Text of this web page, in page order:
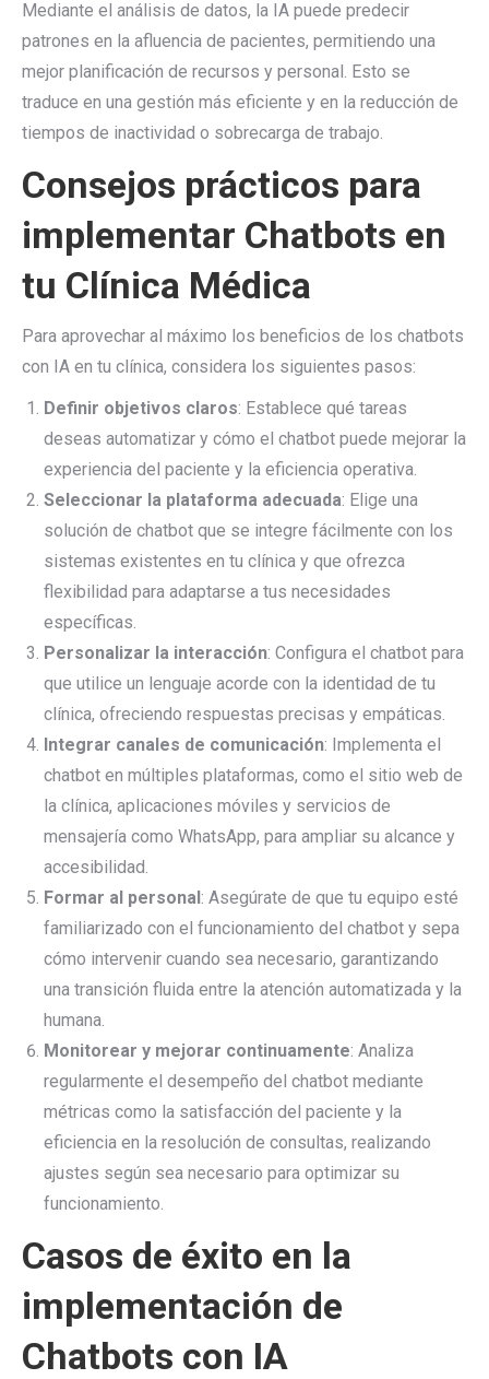
Mediante el análisis de datos, la IA puede predecir
patrones en la afluencia de pacientes, permitiendo una
mejor planificación de recursos y personal. Esto se
traduce en una gestión más eficiente y en la reducción de
tiempos de inactividad o sobrecarga de trabajo.
Consejos prácticos para
implementar Chatbots en
tu Clínica Médica
Para aprovechar al máximo los beneficios de los chatbots
con IA en tu clínica, considera los siguientes pasos:
Definir objetivos claros: Establece qué tareas
deseas automatizar y cómo el chatbot puede mejorar la
experiencia del paciente y la eficiencia operativa.
Seleccionar la plataforma adecuada: Elige una
solución de chatbot que se integre fácilmente con los
sistemas existentes en tu clínica y que ofrezca
flexibilidad para adaptarse a tus necesidades
específicas.
Personalizar la interacción: Configura el chatbot para
que utilice un lenguaje acorde con la identidad de tu
clínica, ofreciendo respuestas precisas y empáticas.
Integrar canales de comunicación: Implementa el
chatbot en múltiples plataformas, como el sitio web de
la clínica, aplicaciones móviles y servicios de
mensajería como WhatsApp, para ampliar su alcance y
accesibilidad.
Formar al personal: Asegúrate de que tu equipo esté
familiarizado con el funcionamiento del chatbot y sepa
cómo intervenir cuando sea necesario, garantizando
una transición fluida entre la atención automatizada y la
humana.
Monitorear y mejorar continuamente: Analiza
regularmente el desempeño del chatbot mediante
métricas como la satisfacción del paciente y la
eficiencia en la resolución de consultas, realizando
ajustes según sea necesario para optimizar su
funcionamiento.
Casos de éxito en la
implementación de
Chatbots con IA